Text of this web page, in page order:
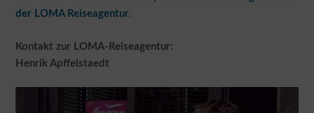
der LOMA Reiseagentur.
Kontakt zur LOMA-Reiseagentur:
Henrik Apffelstaedt